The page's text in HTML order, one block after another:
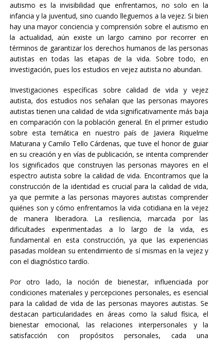
autismo es la invisibilidad que enfrentamos, no solo en la
infancia y la juventud, sino cuando lleguemos a la vejez. Si bien
hay una mayor conciencia y comprensión sobre el autismo en
la actualidad, aún existe un largo camino por recorrer en
términos de garantizar los derechos humanos de las personas
autistas en todas las etapas de la vida. Sobre todo, en
investigación, pues los estudios en vejez autista no abundan.
Investigaciones específicas sobre calidad de vida y vejez
autista, dos estudios nos señalan que las personas mayores
autistas tienen una calidad de vida significativamente más baja
en comparación con la población general. En el primer estudio
sobre esta temática en nuestro país de Javiera Riquelme
Maturana y Camilo Tello Cárdenas, que tuve el honor de guiar
en su creación y en vías de publicación, se intenta comprender
los significados que construyen las personas mayores en el
espectro autista sobre la calidad de vida. Encontramos que la
construcción de la identidad es crucial para la calidad de vida,
ya que permite a las personas mayores autistas comprender
quiénes son y cómo enfrentamos la vida cotidiana en la vejez
de manera liberadora. La resiliencia, marcada por las
dificultades experimentadas a lo largo de la vida, es
fundamental en esta construcción, ya que las experiencias
pasadas moldean su entendimiento de sí mismas en la vejez y
con el diagnóstico tardío.
Por otro lado, la noción de bienestar, influenciada por
condiciones materiales y percepciones personales, es esencial
para la calidad de vida de las personas mayores autistas. Se
destacan particularidades en áreas como la salud física, el
bienestar emocional, las relaciones interpersonales y la
satisfacción con propósitos personales, cada una